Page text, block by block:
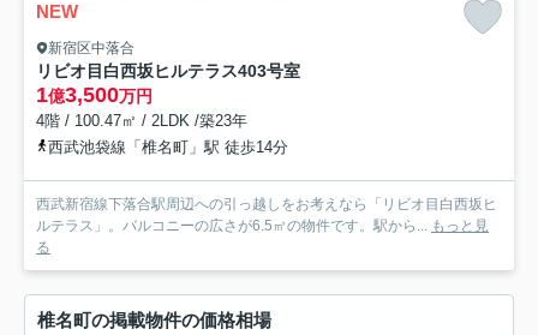
NEW
新宿区中落合
リビオ目白西坂ヒルテラス403号室
1億3,500万円
4階 / 100.47㎡ / 2LDK /築23年
西武池袋線「椎名町」駅 徒歩14分
西武新宿線下落合駅周辺への引っ越しをお考えなら「リビオ目白西坂ヒ
ルテラス」。バルコニーの広さが6.5㎡の物件です。駅から... もっと見
る
椎名町の掲載物件の価格相場